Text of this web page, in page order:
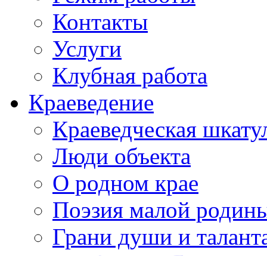
Контакты
Услуги
Клубная работа
Краеведение
Краеведческая
Люди объекта
О родном крае
Поэзия малой
Грани души и